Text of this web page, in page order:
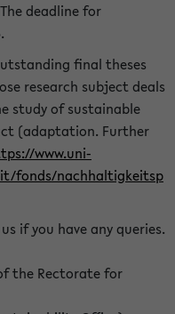
deadline for
final theses
research subject deals
study of sustainable
(adaptation. Further
www.uni-
fonds/nachhaltigkeitsp
if you have any queries.
the Rectorate for